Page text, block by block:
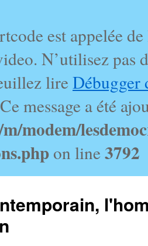
est appelée
N’utilisez pas
lireDébugger
message a été
modem/
on line3792